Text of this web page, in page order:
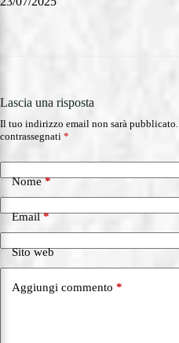
Lascia una risposta
Il tuo indirizzo email non sarà pubblicato.
contrassegnati *
Nome*
Email*
Sito web
Aggiungi commento *